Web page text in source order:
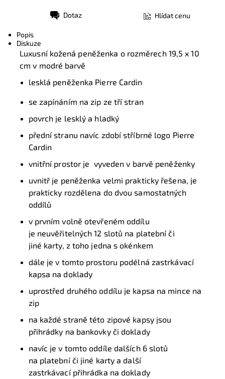
Dotaz Hlídat cenu
Popis
Diskuze
Luxusní kožená peněženka o rozměrech 19,5 x 10
cm v modré barvě
lesklá peněženka Pierre Cardin
se zapínáním na zip ze tří stran
povrch je lesklý a hladký
přední stranu navíc zdobí stříbrné logo Pierre
Cardin
vnitřní prostor je vyveden v barvě peněženky
uvnitř je peněženka velmi prakticky řešena, je
prakticky rozdělena do dvou samostatných
oddílů
v prvním volně otevřeném oddílu
je neuvěřitelných 12 slotů na platební či
jiné karty, z toho jedna s okénkem
dále je v tomto prostoru podélná zastrkávací
kapsa na doklady
uprostřed druhého oddílu je kapsa na mince na
zip
na každé straně této zipové kapsy jsou
přihrádky na bankovky či doklady
navíc je v tomto oddíle dalších 6 slotů
na platební či jiné karty a další
zastrkávací přihrádka na doklady